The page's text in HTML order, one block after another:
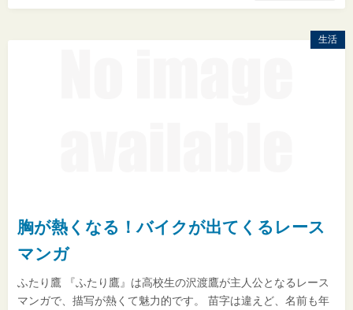
生活
胸が熱くなる！バイクが出てくるレース
マンガ
ふたり鷹 『ふたり鷹』は高校生の沢渡鷹が主人公となるレース
マンガで、描写が熱くて魅力的です。 苗字は違えど、名前も年